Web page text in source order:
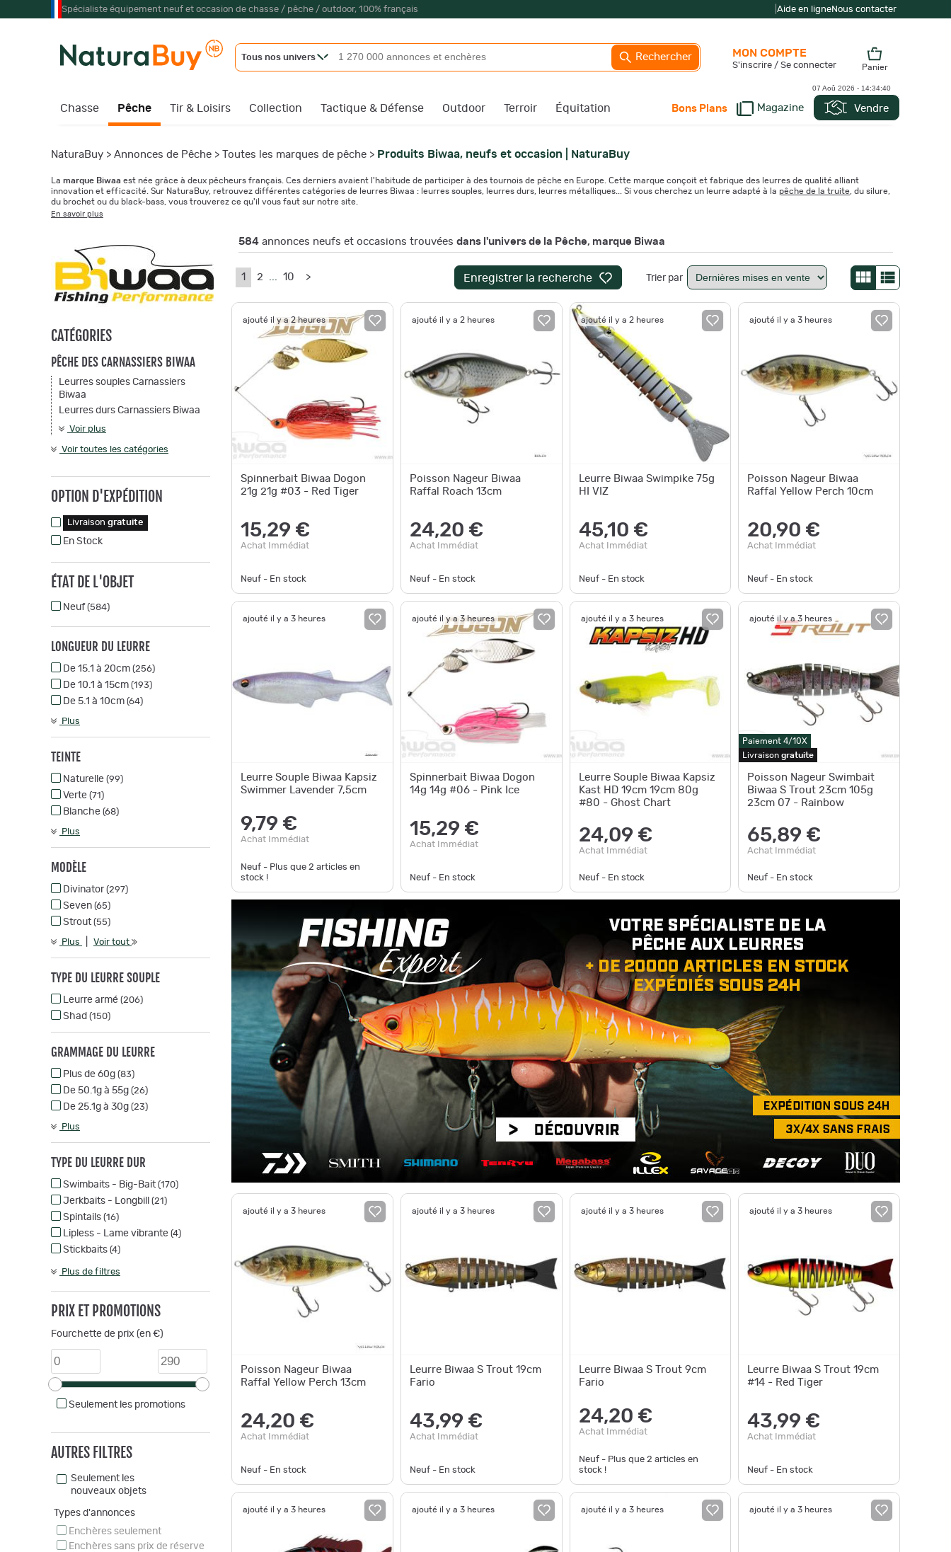
Spécialiste équipement neuf et occasion de chasse / pêche / outdoor, 100% français Aide en ligneNous contacter
Tous nos univers Rechercher
Chasse Pêche Tir & Loisirs Collection Tactique & Défense Outdoor Terroir Équitation Bons Plans Magazine Vendre
MON COMPTE
S'inscrire / Se connecter Panier
07 Aoû 2026 - 14:34:42
NaturaBuy > Annonces de Pêche > Toutes les marques de pêche > Produits Biwaa, neufs et occasion | NaturaBuy
La marque Biwaa est née grâce à deux pêcheurs français. Ces derniers avaient l'habitude de participer à des tournois de pêche en Europe. Cette marque conçoit et fabrique des leurres de qualité alliant
innovation et efficacité. Sur NaturaBuy, retrouvez différentes catégories de leurres Biwaa : leurres souples, leurres durs, leurres métalliques... Si vous cherchez un leurre adapté à la pêche de la truite , du silure,
du brochet ou du black-bass, vous trouverez ce qu'il vous faut sur notre site.
En savoir plus
CATÉGORIES
PÊCHE DES CARNASSIERS BIWAA
Leurres souples Carnassiers
Biwaa
Leurres durs Carnassiers Biwaa
Voir plus
Voir toutes les catégories
OPTION D'EXPÉDITION
Livraison gratuite
En Stock
ÉTAT DE L'OBJET
Neuf(584)
LONGUEUR DU LEURRE
De 15.1 à 20cm (256)
De 10.1 à 15cm (193)
De 5.1 à 10cm (64)
Plus
TEINTE
Naturelle (99)
Verte (71)
Blanche (68)
Plus
MODÈLE
Divinator(297)
Seven (65)
Strout(55)
Plus Voir tout
TYPE DU LEURRE SOUPLE
Leurre armé (206)
Shad (150)
GRAMMAGE DU LEURRE
Plus de 60g (83)
De 50.1g à 55g (26)
De 25.1g à 30g (23)
Plus
TYPE DU LEURRE DUR
Swimbaits - Big-Bait(170)
Jerkbaits - Longbill (21)
Spintails (16)
Lipless - Lame vibrante (4)
Stickbaits (4)
Plus de filtres
PRIX ET PROMOTIONS
Fourchette de prix (en €)
Seulement les promotions
AUTRES FILTRES
Seulement les
nouveaux objets
Types d'annonces
Enchères seulement
Enchères sans prix de réserve
584 annonces neufs et occasions trouvées dans l'univers de la Pêche, marque Biwaa
1 2 ... 10 > Enregistrer la recherche Trier par
ajouté il y a 2 heures
Spinnerbait Biwaa Dogon
21g 21g #03 - Red Tiger
15,29 €
Achat Immédiat
Neuf - En stock
ajouté il y a 2 heures
Poisson Nageur Biwaa
Raffal Roach 13cm
24,20 €
Achat Immédiat
Neuf - En stock
ajouté il y a 2 heures
Leurre Biwaa Swimpike 75g
HI VIZ
45,10 €
Achat Immédiat
Neuf - En stock
ajouté il y a 3 heures
Poisson Nageur Biwaa
Raffal Yellow Perch 10cm
20,90 €
Achat Immédiat
Neuf - En stock
ajouté il y a 3 heures
Leurre Souple Biwaa Kapsiz
Swimmer Lavender 7,5cm
9,79 €
Achat Immédiat
Neuf - Plus que 2 articles en
stock !
ajouté il y a 3 heures
Spinnerbait Biwaa Dogon
14g 14g #06 - Pink Ice
15,29 €
Achat Immédiat
Neuf - En stock
ajouté il y a 3 heures
Leurre Souple Biwaa Kapsiz
Kast HD 19cm 19cm 80g
#80 - Ghost Chart
24,09 €
Achat Immédiat
Neuf - En stock
ajouté il y a 3 heures
Paiement 4/10X
Livraisongratuite
Poisson Nageur Swimbait
Biwaa S Trout 23cm 105g
23cm 07 - Rainbow
65,89 €
Achat Immédiat
Neuf - En stock
ajouté il y a 3 heures
Poisson Nageur Biwaa
Raffal Yellow Perch 13cm
24,20 €
Achat Immédiat
Neuf - En stock
ajouté il y a 3 heures
Leurre Biwaa S Trout 19cm
Fario
43,99 €
Achat Immédiat
Neuf - En stock
ajouté il y a 3 heures
Leurre Biwaa S Trout 9cm
Fario
24,20 €
Achat Immédiat
Neuf - Plus que 2 articles en
stock !
ajouté il y a 3 heures
Leurre Biwaa S Trout 19cm
#14 - Red Tiger
43,99 €
Achat Immédiat
Neuf - En stock
ajouté il y a 3 heures ajouté il y a 3 heures ajouté il y a 3 heures ajouté il y a 3 heures